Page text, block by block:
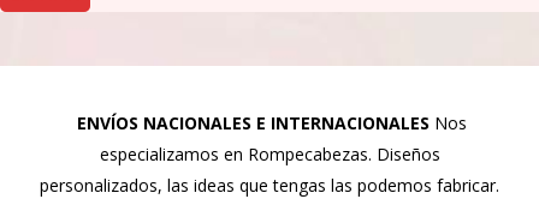
ENVÍOS NACIONALES E INTERNACIONALES Nos
especializamos en Rompecabezas. Diseños
personalizados, las ideas que tengas las podemos fabricar.